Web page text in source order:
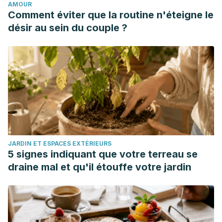
(Sambucus nigra) supplementation effectively treats upper
respiratory symptoms: A meta-analysis of randomized,
controlled clinical trials. Complement Ther Med. 2019
Feb;42:361-365. doi: 10.1016/j.ctim.2018.12.004. Epub 2018
Dec 18. PMID: 30670267.
Grajales B, Botero M, Ramírez J. Características, manejo,
usos y beneficios del saúco (Sambucus nigra L.) con
énfasis en su implementación en sistemas silvopastoriles
del Trópico Alto. Revista de Investigación Agraria y
Ambiental, 2015; 6(1): 155-168.
Muñoz O, Montes M, Wilkomirsky T. Plantas medicinales de
uso en Chile: química y farmacología. Santiago: Universidad
Dellagreca, M., Fiorentino, A., Monaco, P., Previtera, L., &
Simonet, A. M. (2000). Cyanogenic Glycosides from
Sambucus Nigra. Natural Product Letters, 14(3), 175–182.
AMOUR
Comment éviter que la routine n'éteigne le
désir au sein du couple ?
JARDIN ET ESPACES EXTÉRIEURS
5 signes indiquant que votre terreau se
draine mal et qu'il étouffe votre jardin